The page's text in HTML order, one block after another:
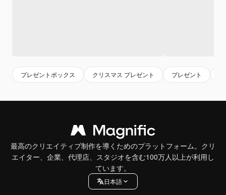
プレゼントボックス クリスマス プレゼント プレゼント
最高のクリエイティブ制作を導くためのプラットフォーム。クリ
エイター、企業、代理店、スタジオを含む100万人以上が利用し
ています。
日本語